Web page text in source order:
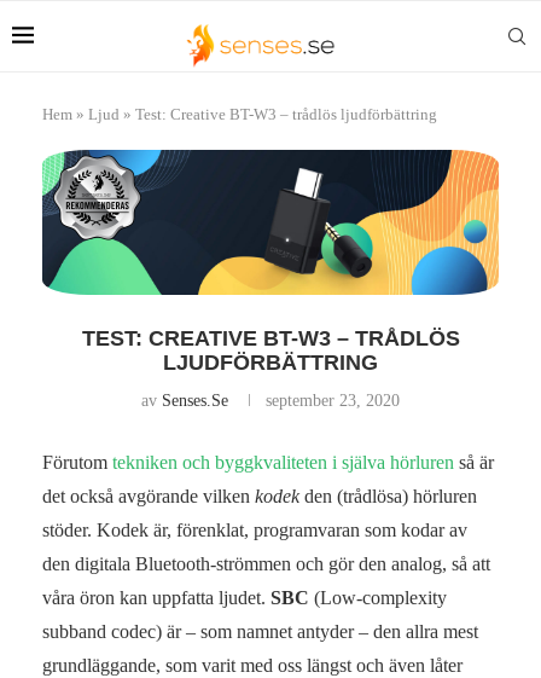
Hem » Ljud » Test: Creative BT-W3 – trådlös ljudförbättring
TEST: CREATIVE BT-W3 – TRÅDLÖS
LJUDFÖRBÄTTRING
av Senses.se september 23, 2020
Förutom tekniken och byggkvaliteten i själva hörluren så är
det också avgörande vilken kodekden (trådlösa) hörluren
stöder. Kodek är, förenklat, programvaran som kodar av
den digitala Bluetooth-strömmen och gör den analog, så att
våra öron kan uppfatta ljudet. SBC (Low-complexity
subband codec) är – som namnet antyder – den allra mest
grundläggande, som varit med oss längst och även låter